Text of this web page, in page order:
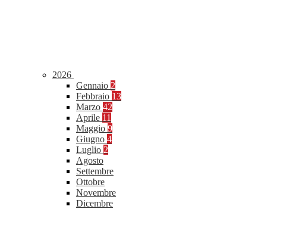
2026
Gennaio 2
Febbraio 13
Marzo 42
Aprile 11
Maggio 9
Giugno 4
Luglio 2
Agosto
Settembre
Ottobre
Novembre
Dicembre